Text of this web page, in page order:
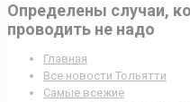
Определены случаи,
проводить не надо
Главная
Все новости Тольятти
Самые всежие